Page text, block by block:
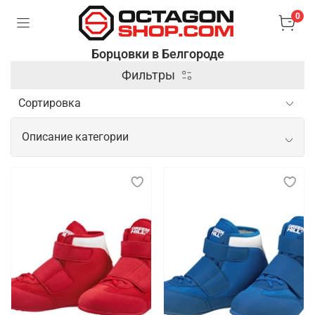
0
Борцовки в Белгороде
Фильтры
Описание категории
продуктивных и комфортных
Борцовки — это специализированная спортивная
обувь, предназначенная для занятий борьбой и
другими единоборствами. Они отличаются
легкостью, гибкостью и прочной подошвой,
которая обеспечивает хорошее сцепление с